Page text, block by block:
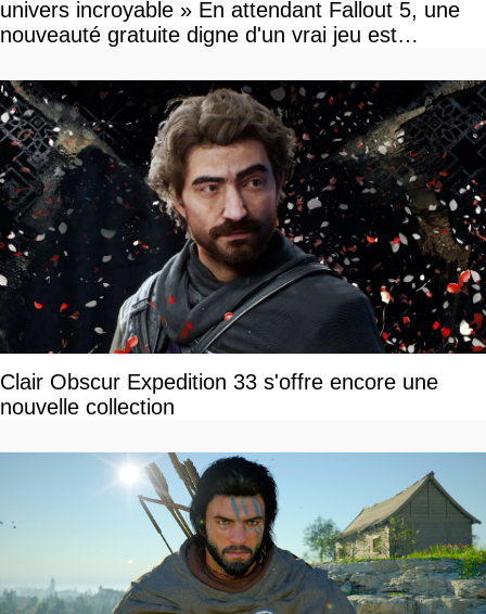
univers incroyable » En attendant Fallout 5, une
nouveauté gratuite digne d'un vrai jeu est
Clair Obscur Expedition 33 s'offre encore une
nouvelle collection